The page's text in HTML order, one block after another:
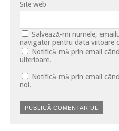
Site web
Salvează-mi numele,
navigator pentru data viitoare
Notifică-mă prin email
ulterioare.
Notifică-mă prin email
noi.